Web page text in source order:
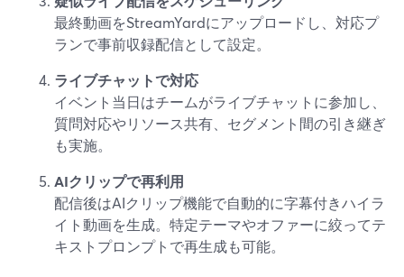
最終動画をStreamYardにアップロードし、対応プ
ランで事前収録配信として設定。
ライブチャットで対応
イベント当日はチームがライブチャットに参加し、
質問対応やリソース共有、セグメント間の引き継ぎ
も実施。
AIクリップで再利用
配信後はAIクリップ機能で自動的に字幕付きハイラ
イト動画を生成。特定テーマやオファーに絞ってテ
キストプロンプトで再生成も可能。